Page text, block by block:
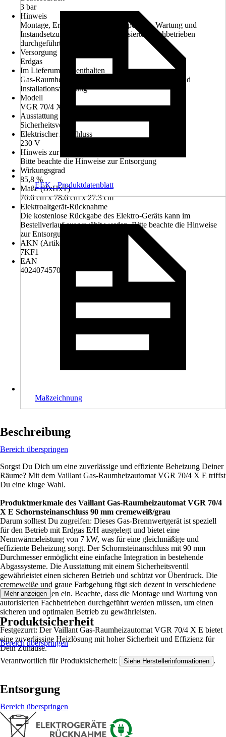
3 bar
Hinweis
Montage, Erstinbetriebnahme, Inspektion, Wartung und
Instandsetzung müssen von autorisierten Fachbetrieben
durchgeführt werden.
Versorgung
Erdgas
Im Lieferumfang enthalten
Gas-Raumheizautomat VGR 70/4 X E, Betriebs- und
Installationsanleitung
Modell
VGR 70/4 X E
Ausstattung
Sicherheitsventil
Elektrischer Anschluss
230 V
Hinweis zur Entsorgung
Bitte beachte die Hinweise zur Entsorgung
Wirkungsgrad
85,8 %
Maße (BxHxT)
70.6 cm x 78.6 cm x 27.3 cm
Elektroaltgerät-Rücknahme
Die kostenlose Rückgabe des Elektro-Geräts kann im
Bestellverlauf ausgewählt werden. Bitte beachte die Hinweise
zur Entsorgung.
AKN (Artikelkurznummer)
7KF1
EAN
4024074570975
EEK - Produktdatenblatt
Maßzeichnung
Beschreibung
Bereich überspringen
Sorgst Du Dich um eine zuverlässige und effiziente Beheizung Deiner
Räume? Mit dem Vaillant Gas-Raumheizautomat VGR 70/4 X E triffst
Du eine kluge Wahl.
Produktmerkmale des Vaillant Gas-Raumheizautomat VGR 70/4
X E Schornsteinanschluss 90 mm cremeweiß/grau
Darum solltest Du zugreifen: Dieses Gas-Brennwertgerät ist speziell
für den Betrieb mit Erdgas E/H ausgelegt und bietet eine
Nennwärmeleistung von 7 kW, was für eine gleichmäßige und
effiziente Beheizung sorgt. Der Schornsteinanschluss mit 90 mm
Durchmesser ermöglicht eine einfache Integration in bestehende
Abgassysteme. Die Ausstattung mit einem Sicherheitsventil
gewährleistet einen sicheren Betrieb und schützt vor Überdruck. Die
cremeweiße und graue Farbgebung fügt sich dezent in verschiedene
Raumgestaltungen ein. Beachte, dass die Montage und Wartung von
autorisierten Fachbetrieben durchgeführt werden müssen, um einen
sicheren und optimalen Betrieb zu gewährleisten.
Festgezurrt: Der Vaillant Gas-Raumheizautomat VGR 70/4 X E bietet
eine zuverlässige Heizlösung mit hoher Sicherheit und Effizienz für
Dein Zuhause.
Mehr anzeigen
Produktsicherheit
Bereich überspringen
Verantwortlich für Produktsicherheit: Siehe Herstellerinformationen .
Entsorgung
Bereich überspringen